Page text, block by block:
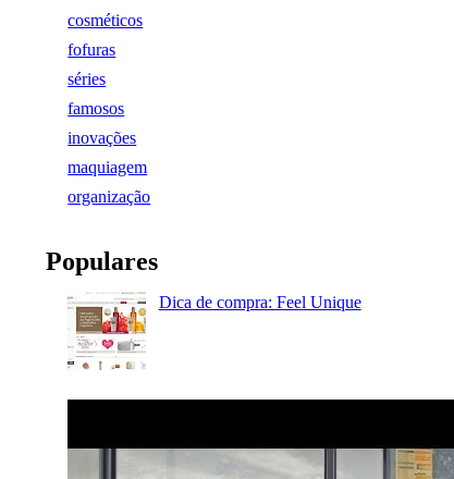
cosméticos
fofuras
séries
famosos
inovações
maquiagem
organização
Populares
Dica de compra: Feel Unique